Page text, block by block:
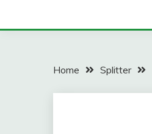
Home Splitter